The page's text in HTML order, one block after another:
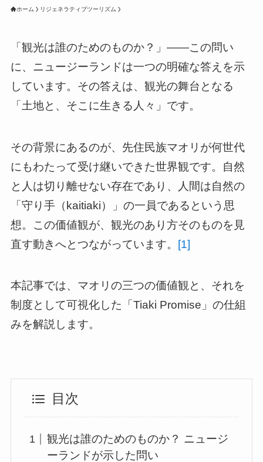
ホーム リジェネラティブツーリズム
「観光は誰のためのものか？」――この問い
に、ニュージーランドは一つの明確な答えを示
しています。その答えは、観光の舞台となる
「土地と、そこに生きる人々」です。
その背景にあるのが、先住民族マオリが何世代
にもわたって受け継いできた世界観です。自然
と人は切り離せない存在であり、人間は自然の
「守り手（kaitiaki）」の一員であるという思
想。この価値観が、観光のあり方そのものを見
直す動きへとつながっています。 [1]
本記事では、マオリの三つの価値観と、それを
制度として可視化した「Tiaki Promise」の仕組
みを解説します。
目次
観光は誰のためのものか？ ニュージ
ーランドが示した問い